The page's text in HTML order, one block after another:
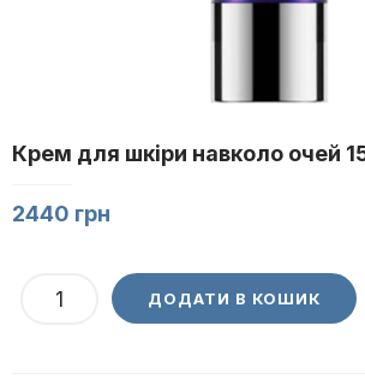
Крем для шкіри навколо очей
2440 грн
Крем
ДОДАТИ В КОШИК